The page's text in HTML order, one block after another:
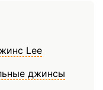
Lee
джинсы